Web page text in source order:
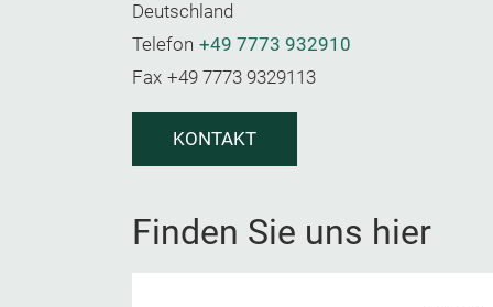
Deutschland
Telefon +49 7773 932910
Fax +49 7773 9329113
KONTAKT
Finden Sie uns hier